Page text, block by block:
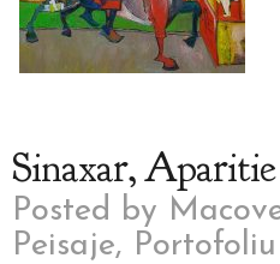
Sinaxar,
Posted by
Peisaje, Portofoliu